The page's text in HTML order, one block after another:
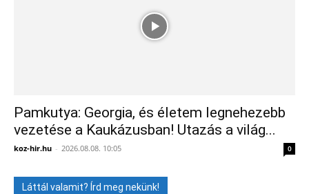
Pamkutya: Georgia, és életem legnehezebb
vezetése a Kaukázusban! Utazás a világ...
koz-hir.hu - 2026.08.08. 10:05 0
Láttál valamit? Írd meg nekünk!